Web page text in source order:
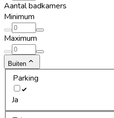
Aantal badkamers
Minimum
Maximum
Buiten
Parking
Ja